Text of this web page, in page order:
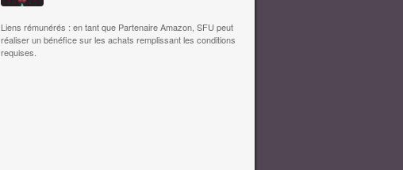
Liens rémunérés : en tant que Partenaire Amazon, SFU peut
réaliser un bénéfice sur les achats remplissant les conditions
requises.